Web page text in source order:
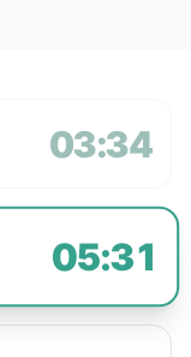
03:34
05:31